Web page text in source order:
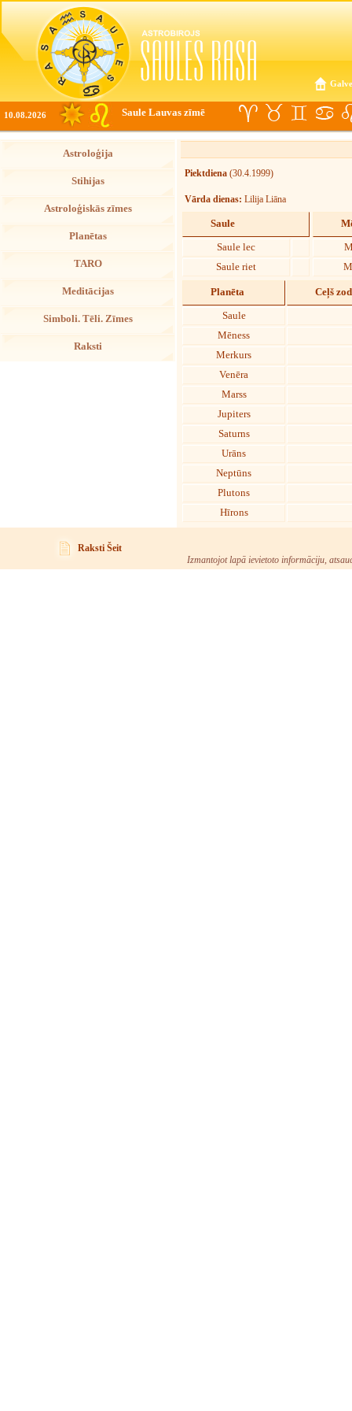
10.08.2026 Saule Lauvas zīmē
Astroloģija
Stihijas
Astroloģiskās zīmes
Planētas
TARO
Meditācijas
Simboli. Tēli. Zīmes
Raksti
Piektdiena (30.4.1999)
Vārda dienas: Lilija Liāna
Saule
Saule lec
Saule riet
Planēta Ceļš
Saule
Mēness
Merkurs
Venēra
Marss
Jupiters
Saturns
Urāns
Neptūns
Plutons
Hīrons
Raksti Šeit
Izmantojot lapā ievietoto informāciju,